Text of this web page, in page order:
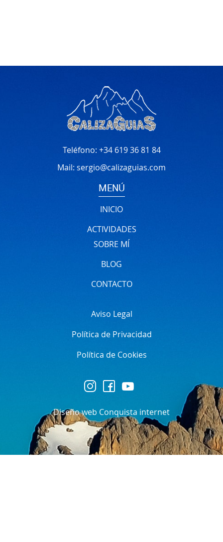
Teléfono: +34 619 36 81 84
Mail: sergio@calizaguias.com
MENÚ
INICIO
ACTIVIDADES
SOBRE MÍ
BLOG
CONTACTO
Aviso Legal
Política de Privacidad
Política de Cookies
Diseño web Conquista internet